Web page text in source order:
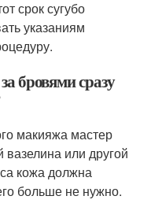
срок сугубо
указаниям
бровями сразу
макияжа мастер
или другой
кожа должна
больше не нужно.